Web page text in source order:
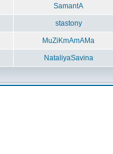
SamantA
stastony
MuZiKmAmAMa
NataliyaSavina